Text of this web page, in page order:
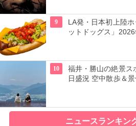
9
LA発・日本初上陸
ットドッグス」
10
福井・勝山の絶景ス
日盛況 空中散歩＆
ニュースランキン